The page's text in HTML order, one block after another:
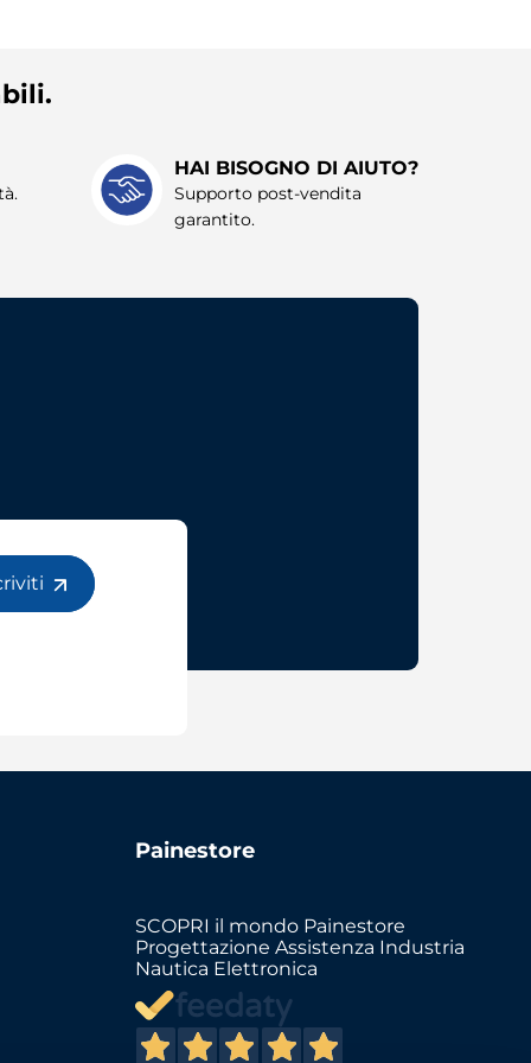
HAI BISOGNO DI AIUTO?
Supporto post-vendita
garantito.
Painestore
SCOPRI il mondo Painestore
Progettazione Assistenza Industria
Nautica Elettronica